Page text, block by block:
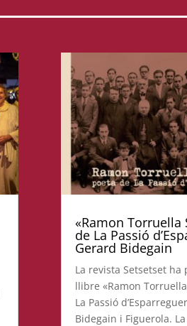
«Ramon Torruella
de La Passió
Gerard Bidegain
La revista Setsetset ha
llibre «Ramon
La Passió
Bidegain i Figuerola.